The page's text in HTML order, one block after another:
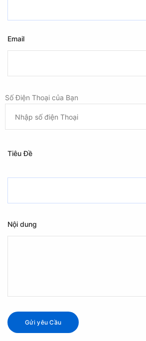
Email
Số Điện Thoại của Bạn
Tiêu Đề
Nội dung